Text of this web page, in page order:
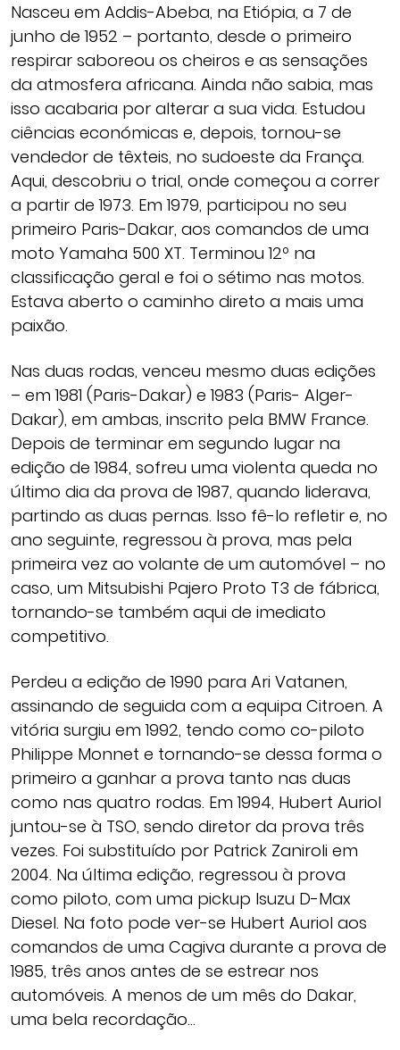
Nasceu em Addis-Abeba, na Etiópia, a 7 de
junho de 1952 – portanto, desde o primeiro
respirar saboreou os cheiros e as sensações
da atmosfera africana. Ainda não sabia, mas
isso acabaria por alterar a sua vida. Estudou
ciências económicas e, depois, tornou-se
vendedor de têxteis, no sudoeste da França.
Aqui, descobriu o trial, onde começou a correr
a partir de 1973. Em 1979, participou no seu
primeiro Paris-Dakar, aos comandos de uma
moto Yamaha 500 XT. Terminou 12º na
classificação geral e foi o sétimo nas motos.
Estava aberto o caminho direto a mais uma
paixão.
Nas duas rodas, venceu mesmo duas edições
– em 1981 (Paris-Dakar) e 1983 (Paris- Alger-
Dakar), em ambas, inscrito pela BMW France.
Depois de terminar em segundo lugar na
edição de 1984, sofreu uma violenta queda no
último dia da prova de 1987, quando liderava,
partindo as duas pernas. Isso fê-lo refletir e, no
ano seguinte, regressou à prova, mas pela
primeira vez ao volante de um automóvel – no
caso, um Mitsubishi Pajero Proto T3 de fábrica,
tornando-se também aqui de imediato
competitivo.
Perdeu a edição de 1990 para Ari Vatanen,
assinando de seguida com a equipa Citroen. A
vitória surgiu em 1992, tendo como co-piloto
Philippe Monnet e tornando-se dessa forma o
primeiro a ganhar a prova tanto nas duas
como nas quatro rodas. Em 1994, Hubert Auriol
juntou-se à TSO, sendo diretor da prova três
vezes. Foi substituído por Patrick Zaniroli em
2004. Na última edição, regressou à prova
como piloto, com uma pickup Isuzu D-Max
Diesel. Na foto pode ver-se Hubert Auriol aos
comandos de uma Cagiva durante a prova de
1985, três anos antes de se estrear nos
automóveis. A menos de um mês do Dakar,
uma bela recordação…